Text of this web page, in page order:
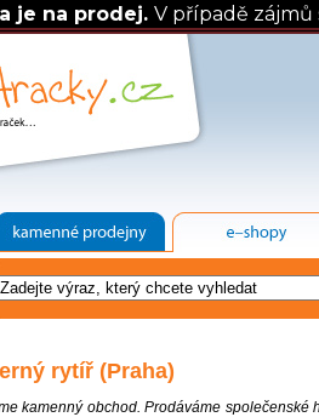
je na prodej. V případě zájmů
rytíř (Praha)
kamenný obchod. Prodáváme společenské